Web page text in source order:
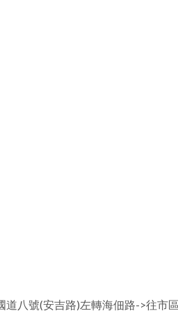
道八號(安吉路)左轉海佃路->往市